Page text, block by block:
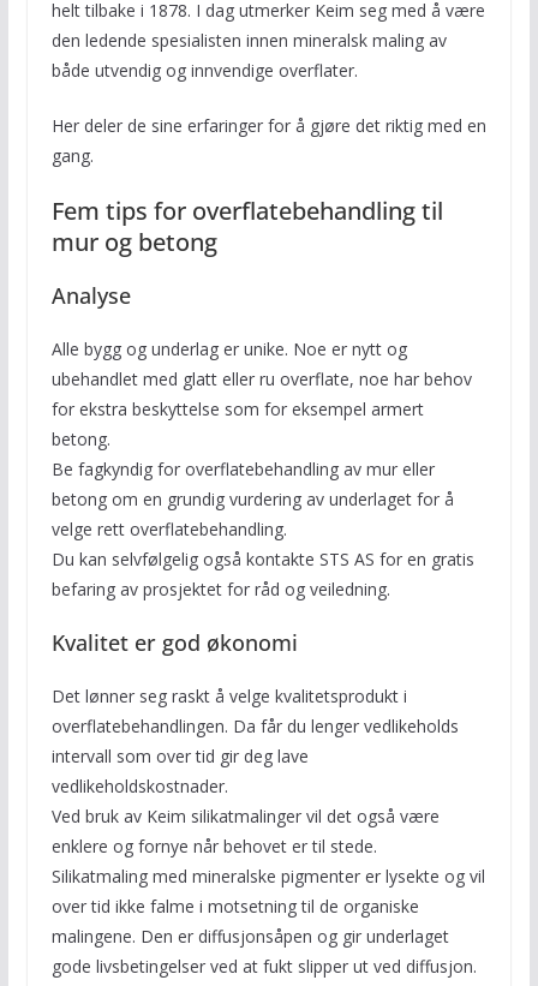
helt tilbake i 1878. I dag utmerker Keim seg med å være
den ledende spesialisten innen mineralsk maling av
både utvendig og innvendige overflater.
Her deler de sine erfaringer for å gjøre det riktig med en
gang.
Fem tips for overflatebehandling til
mur og betong
Analyse
Alle bygg og underlag er unike. Noe er nytt og
ubehandlet med glatt eller ru overflate, noe har behov
for ekstra beskyttelse som for eksempel armert
betong.
Be fagkyndig for overflatebehandling av mur eller
betong om en grundig vurdering av underlaget for å
velge rett overflatebehandling.
Du kan selvfølgelig også kontakte STS AS for en gratis
befaring av prosjektet for råd og veiledning.
Kvalitet er god økonomi
Det lønner seg raskt å velge kvalitetsprodukt i
overflatebehandlingen. Da får du lenger vedlikeholds
intervall som over tid gir deg lave
vedlikeholdskostnader.
Ved bruk av Keim silikatmalinger vil det også være
enklere og fornye når behovet er til stede.
Silikatmaling med mineralske pigmenter er lysekte og vil
over tid ikke falme i motsetning til de organiske
malingene. Den er diffusjonsåpen og gir underlaget
gode livsbetingelser ved at fukt slipper ut ved diffusjon.